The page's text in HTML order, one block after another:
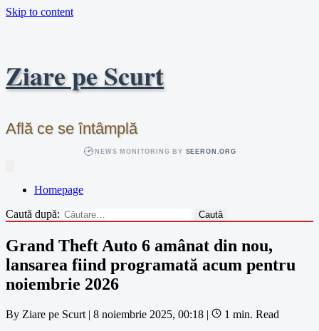
Skip to content
Ziare pe Scurt
Află ce se întâmplă
NEWS MONITORING BY SEERON.ORG
Homepage
Caută după:
Grand Theft Auto 6 amânat din nou,
lansarea fiind programată acum pentru
noiembrie 2026
By Ziare pe Scurt | 8 noiembrie 2025, 00:18 |
1 min. Read